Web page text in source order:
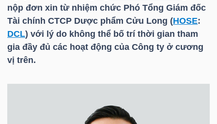
nộp đơn xin từ nhiệm chức Phó Tổng Giám đốc
Tài chính CTCP Dược phẩm Cửu Long (HOSE:
DCL) với lý do không thể bố trí thời gian tham
gia đầy đủ các hoạt động của Công ty ở cương
vị trên.
NGHIỆP